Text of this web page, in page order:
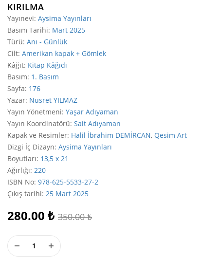
KIRILMA
Yayınevi: Aysima Yayınları
Basım Tarihi: Mart 2025
Türü: Anı - Günlük
Cilt: Amerikan kapak + Gömlek
Kâğıt: Kitap Kâğıdı
Basım: 1. Basım
Sayfa: 176
Yazar: Nusret YILMAZ
Yayın Yönetmeni: Yaşar Adıyaman
Yayın Koordinatörü: Sait Adıyaman
Kapak ve Resimler: Halil İbrahim DEMİRCAN, Qesim Art
Dizgi İç Dizayn: Aysima Yayınları
Boyutları: 13,5 x 21
Ağırlığı: 220
ISBN No: 978-625-5533-27-2
Çıkış tarihi: 25 Mart 2025
350.00₺
280.00 ₺